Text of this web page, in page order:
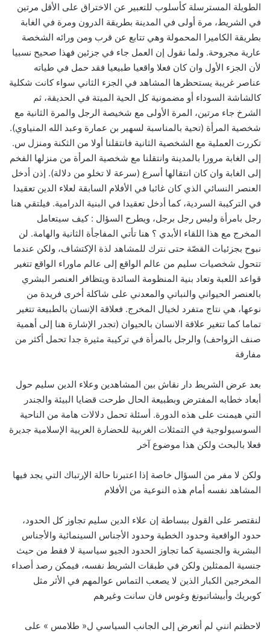
الطويلة المسترسلة كأسلوب للتعبير عن الاختراق على الأقل مرتين
في الشريط، مرة أولى في المدينة بطريقة الدرون ومرة في الغابة
بطريقة الكاميرا المحمولة وهي تتابع عن قرب ومن ورائه الشخصة
عارية مجروحة. ولما نقول إن العمل جاء في جزئين فهذا صحيح نسبيا
لأن الجزء الأول وان كان فعلا واقعيا طبيعيا فقد حمل في طياته
عناصر غريبة يستحظرها المشاهد في الجزء الثاني سواء كانت شكلية
كالشاشة السوداء أو مضمونية كل الحية الميتة في الحديقة، ثم
الشرخ جاء مرتين، المرة الأولى مع شخيصة الرجل والمرة الثانية مع
شخصية المرأة (تحية بالمناسبة لسهير بن عمارة وعبد الله المنياوي).
تكررت العملية مع الشخصية الثانية فانتقلنا أولا من الثكنة ومنزل س.
إلى الغابة مرورا بالمدينة وانتقلنا مع شخصية المرأة من منزلها الفخم
إلى الغابة وان كان انتقالها أسرع (سرعة لا تخلو من دلالة). إذن أدخل
العنصر النسائي الذي كان غائبا في الأفلام السابقة لعلاء الدين تعقيدا
في التركيبة السردية، كما أدخل تعقيدا في البنية الدرامية. فيلتقي هنا
رجل بامرأة وليس رجل برجل، ويطرح السؤال :كيف سيتعامل
المخرج مع هذا اللقاء الأبدي ؟ هنا تأتي المفاجأة الثانية والهامة. لن
نبوح بجزئيات القصّة حتى نترك للمشاهد لذة الإكتشاف، ولكن عندما
تتحول شخصيات سليم من عالم الواقع إلى عالم ماوراء الواقع تتغير
قواعد اللعبة وتعاد بنية المنظومة السائدة ويتظافر العنصر البشري
بالعنصر الحيواني والنباتي والمعدني على شاكلة أخرى فريدة من
نوعها، هي نتاج متفرد لخيال المخرج. فعلاقة الإنسان بالطبيعة تتغير
تماما كما تتغير علاقة الانسان بالحيوان (تجدر الإشارة هنا إلى أهمية
صنف الزواحف) والرجل بالمرأة في تركيبة مثيرة جدا تحمل أكثر من
مفارقة
بعد عرض الشريط دار نقاش بين المشاهدين وعلاء الدين سليم حول
أبعاد خطابه المفترض وبطبيعة الحال طرحت قضايا البيئة والجندر
التي هيمنت على هذه الدورة. أسئلة تحمل دلالات هامة من الناحية
السوسيولوجية في التمثلات الغربية للحضارة العريية الإسلامية جديرة
فعلا بالبحث ولكن هذا موضوع آخر
ولكن لا مفر من السؤال خاصة إذا اعتبرنا حالة الإرتباك التي يجد فيها
المشاهد نفسه أمام هذه النوعية من الأفلام
لنقتصر على القول ببساطة إن علاء الدين سليم تجاوز كل الحدود،
حدود الواقعية وحدود الخطية وحدود الأجناس السينمائية والأجناس
البشرية والجنسية كما تجاوز الحدود الجيو سياسية لا فقط من حيث
جنسية الممثلين ولكن في طبقات الشريط نفسه، فيمكن رصد أصداء
المخرجين الكبار الذين لا يصعب التماس عوالمهم في الأثر مثل
كوبريك وأبيشاتبونغ وغوس فان سانت وغيرهم
لاحظتم انني لم أتعرض إلى الجانب السياسي ل« طلامس » على